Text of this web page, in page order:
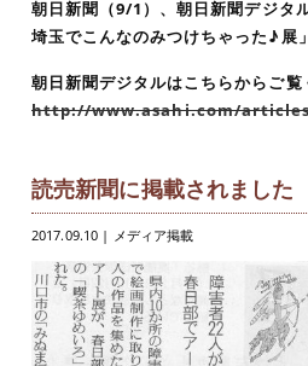
朝日新聞（9/1）、朝日新聞デジタ
埼玉でこんなのみつけちゃった♪展
朝日新聞デジタルはこちらからご覧
http://www.asahi.com/articles/
読売新聞に掲載されました
2017.09.10 | メディア掲載